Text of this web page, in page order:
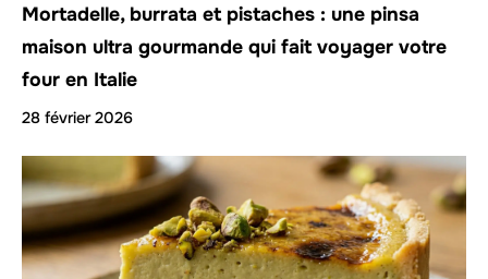
Mortadelle, burrata et pistaches : une pinsa
maison ultra gourmande qui fait voyager votre
four en Italie
28 février 2026